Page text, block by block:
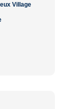
Village